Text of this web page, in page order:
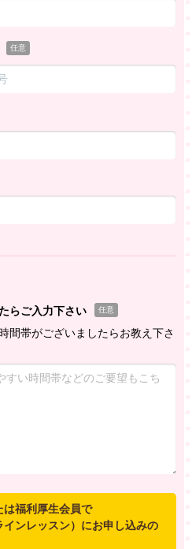
任意
らご入力下さい 任意
間帯がございましたらお教え下さ
は福利厚生会員で
ンレッスン）にお申し込みの